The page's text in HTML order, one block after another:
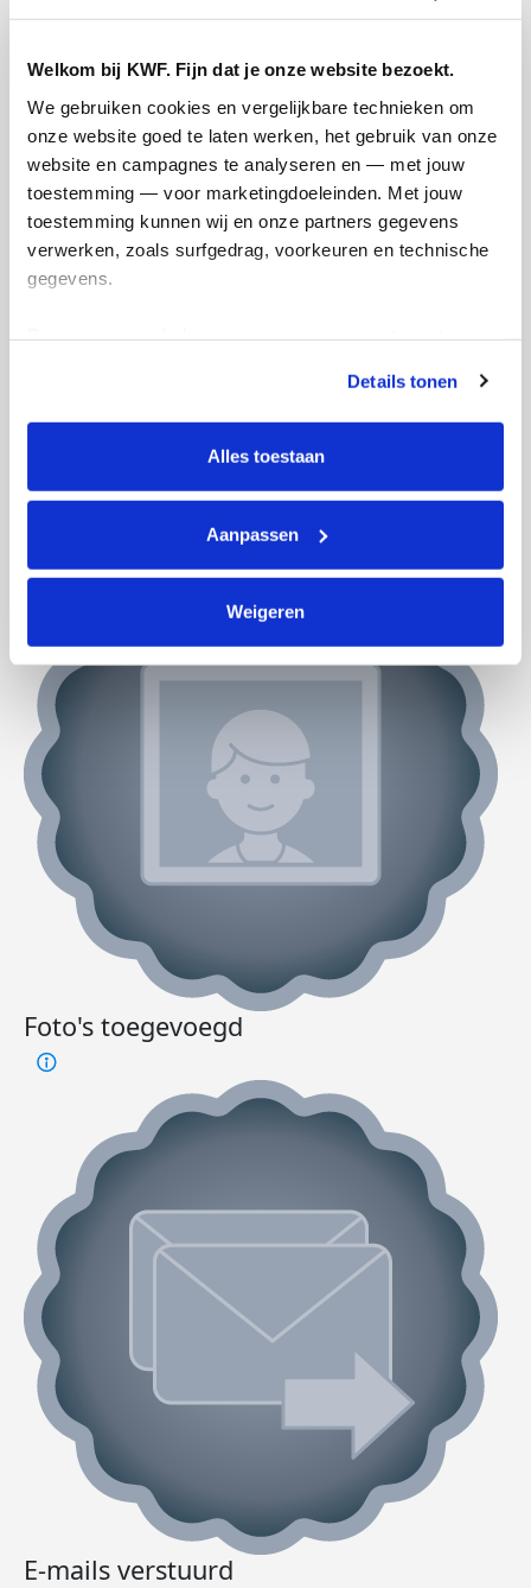
Welkom bij KWF. Fijn dat je onze website bezoekt.
We gebruiken cookies en vergelijkbare technieken om
onze website goed te laten werken, het gebruik van onze
website en campagnes te analyseren en — met jouw
toestemming — voor marketingdoeleinden. Met jouw
toestemming kunnen wij en onze partners gegevens
verwerken, zoals surfgedrag, voorkeuren en technische
gegevens.
tonen. Je kunt je toestemming op elk moment wijzigen of
intrekken via Cookie instellingen onderaan de pagina. De
lijst met cookies is te vinden in het tabblad “details”.
Details tonen
Alles toestaan
Aanpassen
Weigeren
Actiepagina gemaakt
Foto's toegevoegd
E-mails verstuurd